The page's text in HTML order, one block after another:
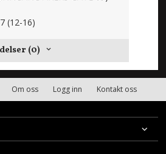
(12-16)
(0)
Om oss Logg inn Kontakt oss